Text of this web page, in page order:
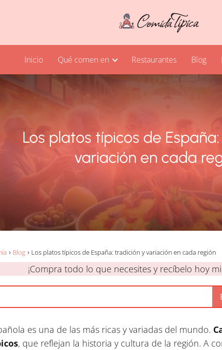
Inicio Qué comen en Restaurantes Blog
Los platos típicos de
variación en cada
Blog Los platos típicos de España: tradición y variación en cada región
¡Compra todo lo que necesites y recíbelo hoy
es una de las más ricas y variadas del mundo.
, que reflejan la historia y cultura de la región. A